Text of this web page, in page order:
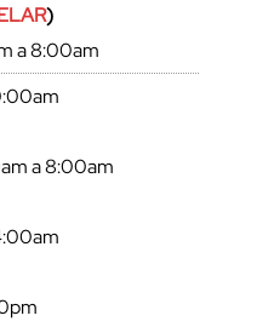
)
a 8:00am
a 8:00am